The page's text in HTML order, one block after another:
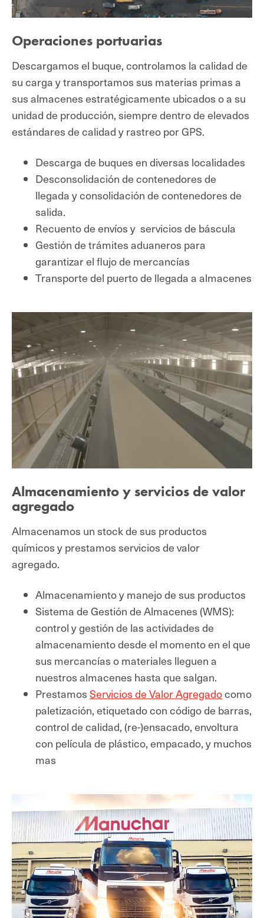
Operaciones portuarias
Descargamos el buque, controlamos la calidad de
su carga y transportamos sus materias primas a
sus almacenes estratégicamente ubicados o a su
unidad de producción, siempre dentro de elevados
estándares de calidad y rastreo por GPS.
Descarga de buques en diversas localidades
Desconsolidación de contenedores de
llegada y consolidación de contenedores de
salida.
Recuento de envíos yservicios de báscula
Gestión de trámites aduaneros para
garantizar el flujo de mercancías
Transporte del puerto de llegada a almacenes
Almacenamiento y servicios de valor
agregado
Almacenamos un stock de sus productos
químicos y prestamos servicios de valor
agregado.
Almacenamiento y manejo de sus productos
Sistema de Gestión de Almacenes (WMS):
control y gestión de las actividades de
almacenamiento desde el momento en el que
sus mercancías o materiales lleguen a
nuestros almacenes hasta que salgan.
PrestamosServicios de Valor Agregadocomo
paletización, etiquetado con código de barras,
control de calidad, (re-)ensacado, envoltura
con película de plástico, empacado, y muchos
mas